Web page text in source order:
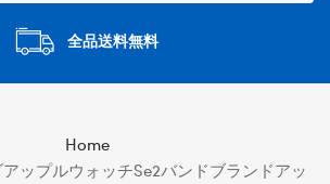
全品送料無料
Home
ップルウォッチse2バンドブランドアッ